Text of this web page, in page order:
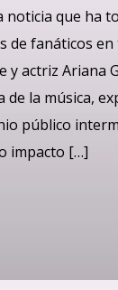
noticia que ha
de fanáticos en
y actriz Ariana
la música,
público
impacto […]